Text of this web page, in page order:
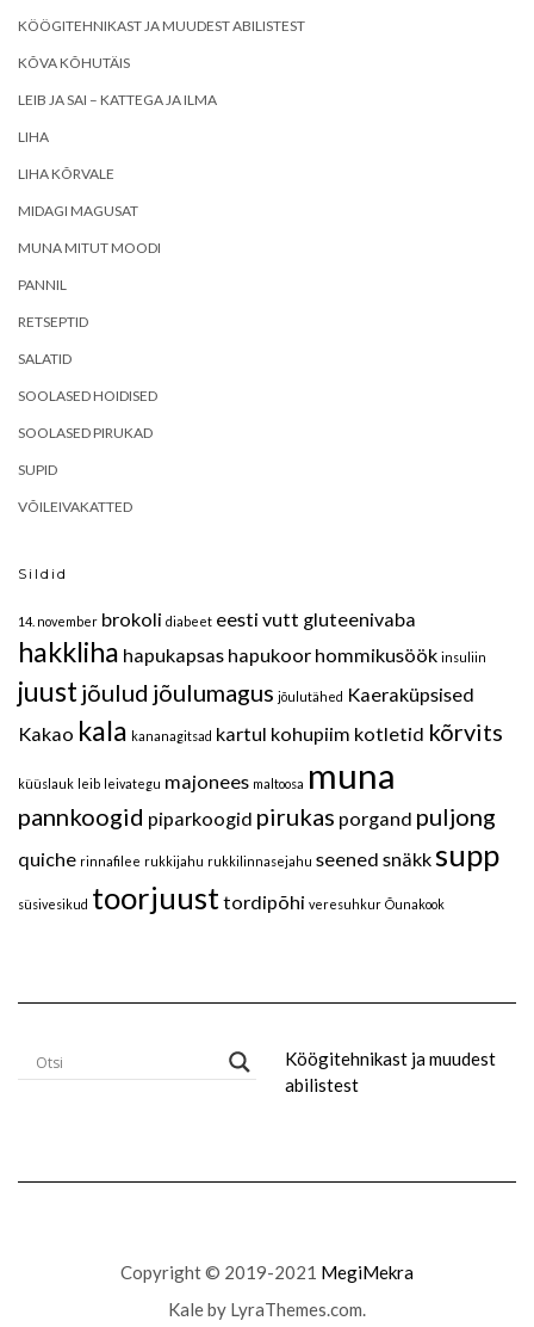
KÖÖGITEHNIKAST JA MUUDEST ABILISTEST
KÕVA KÕHUTÄIS
LEIB JA SAI – KATTEGA JA ILMA
LIHA
LIHA KÕRVALE
MIDAGI MAGUSAT
MUNA MITUT MOODI
PANNIL
RETSEPTID
SALATID
SOOLASED HOIDISED
SOOLASED PIRUKAD
SUPID
VÕILEIVAKATTED
Sildid
14. november brokoli diabeet eesti vutt gluteenivaba
hakkliha hapukapsas hapukoor hommikusöök insuliin
juustjõulud jõulumagus jõulutähed Kaeraküpsised
Kakao kala kananagitsad kartul kohupiim kotletid kõrvits
küüslauk leib leivategu majonees maltoosa muna
pannkoogid piparkoogid pirukas porgand puljong
quiche rinnafilee rukkijahu rukkilinnasejahu seened snäkksupp
süsivesikud toorjuusttordipõhi veresuhkur Õunakook
Köögitehnikast ja muudest
abilistest
Copyright © 2019-2021 MegiMekra
Kaleby LyraThemes.com.